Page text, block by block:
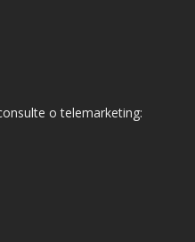
o telemarketing: